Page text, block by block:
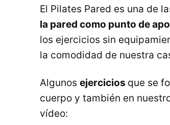
El Pilates Pared es una de
la pared como punto de
los ejercicios sin
la comodidad de nuestra
Algunos ejercicios que se
cuerpo y también en
vídeo: